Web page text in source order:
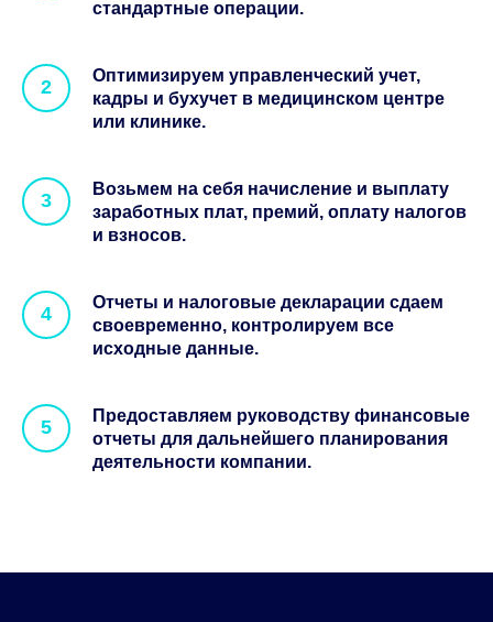
стандартные операции.
Оптимизируем управленческий учет,
кадры и бухучет в медицинском центре
или клинике.
Возьмем на себя начисление и выплату
заработных плат, премий, оплату налогов
и взносов.
Отчеты и налоговые декларации сдаем
своевременно, контролируем все
исходные данные.
Предоставляем руководству финансовые
отчеты для дальнейшего планирования
деятельности компании.